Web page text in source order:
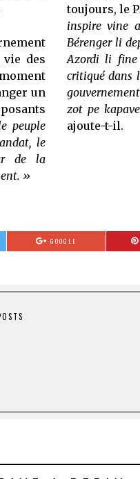
des
un
peuple
le
de la
»
toujours, le
inspire vine
Bérenger li
Azordi li
critiqué dans
zot pe
ajoute-t-il.
GOOGLE